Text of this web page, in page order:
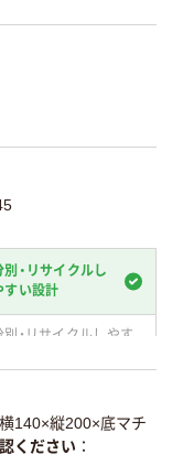
別・リサイクルし
すい設計
別・リサイクルしやす
減
スクル商品環境スコ
横140×縦200×底マチ
ください